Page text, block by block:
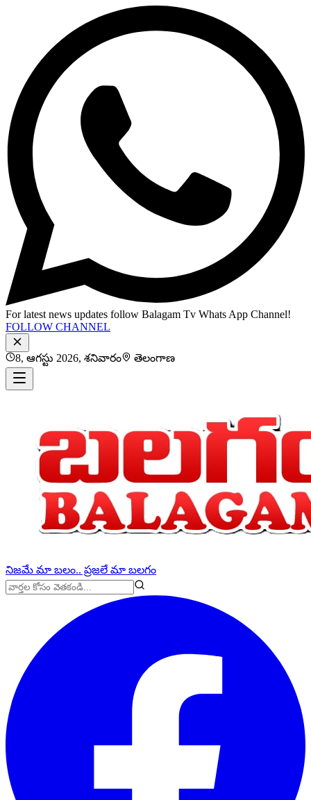
For latest news updates follow Balagam Tv Whats App Channel!
FOLLOW CHANNEL
8, ఆగస్టు 2026, శనివారం తెలంగాణ
నిజమే మా బలం.. ప్రజలే మా బలగం